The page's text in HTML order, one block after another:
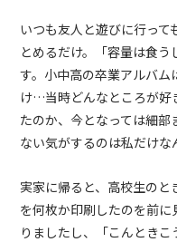
いつも友人と遊びに行って
とめるだけ。「容量は食
す。小中高の卒業アルバム
け…当時どんなところが好
たのか、今となっては細
ない気がするのは私だけな
実家に帰ると、高校生のと
を何枚か印刷したのを前
りましたし、「こんとき